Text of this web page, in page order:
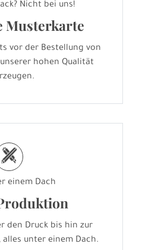
Nicht bei uns!
Musterkarte
vor der Bestellung von
hohen Qualität
h
einem Dach
den Druck bis hin zur
unter einem Dach.